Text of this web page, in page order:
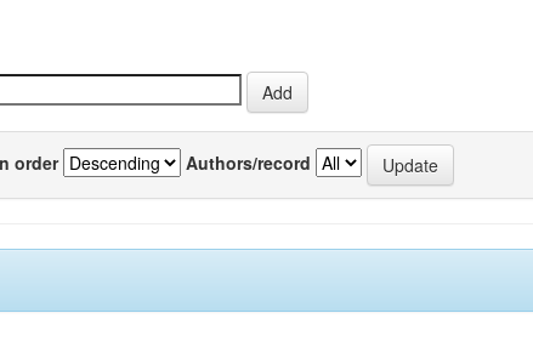
order Authors/record